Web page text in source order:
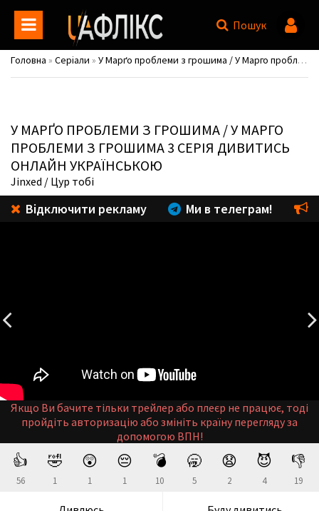
Пошук
Головна » Серіали » У Марґо проблеми з грошима / У Марго проблеми з грошима / Margo's Got Money Troubles
У МАРҐО ПРОБЛЕМИ З ГРОШИМА / У МАРГО
ПРОБЛЕМИ З ГРОШИМА 3 СЕРІЯ ДИВИТИСЬ
ОНЛАЙН УКРАЇНСЬКОЮ
Jinxed / Цур тобі
Відключити рекламу Ми в телеграм!
Якщо Ви бачите тільки трейлер або плеєр не працює, тоді
пройдіть авторизацію або змініть країну перегляду за
допомогою ВПН!
👍
56
🤣
1
😲
1
😔
1
💣
10
🥱
5
😧
2
😈
4
👎
19